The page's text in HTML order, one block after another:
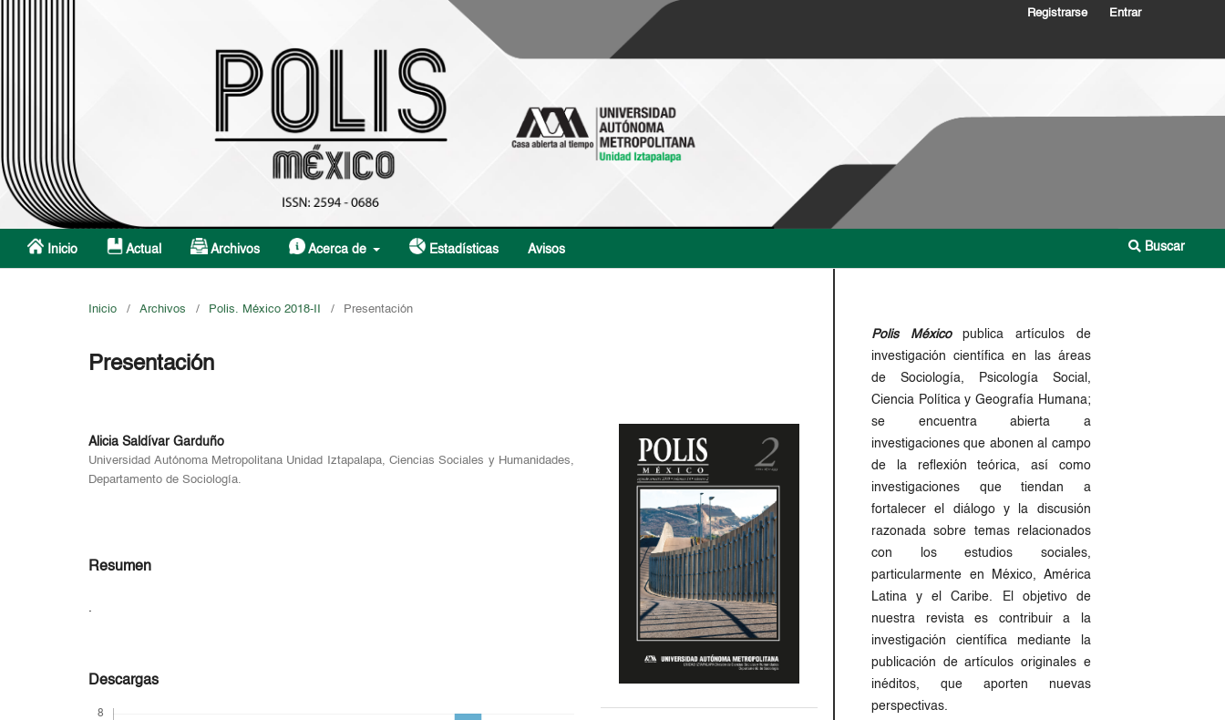
Inicio Actual Archivos Acerca de Estadísticas Avisos Buscar
Registrarse Entrar
Inicio / Archivos / Polis. México 2018-II / Presentación
Presentación
Alicia Saldívar Garduño
Universidad Autónoma Metropolitana Unidad Iztapalapa, Ciencias Sociales y Humanidades,
Departamento de Sociología.
Resumen
.
Descargas
Polis Méxicopublica artículos de
investigación científica en las áreas
de Sociología, Psicología Social,
Ciencia Política y Geografía Humana;
se encuentra abierta a
investigaciones que abonen al campo
de la reflexión teórica, así como
investigaciones que tiendan a
fortalecer el diálogo y la discusión
razonada sobre temas relacionados
con los estudios sociales,
particularmente en México, América
Latina y el Caribe. El objetivo de
nuestra revista es contribuir a la
investigación científica mediante la
publicación de artículos originales e
inéditos, que aporten nuevas
perspectivas.